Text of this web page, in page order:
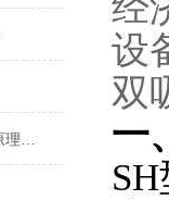
压滤机入料泵的介绍及工作原理说明
设
双
一